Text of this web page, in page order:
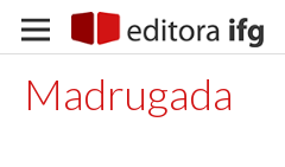
Madrugada